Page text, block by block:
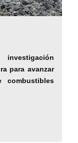
para avanzar
combustibles